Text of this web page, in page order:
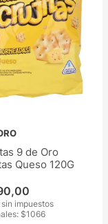
9 de Oro
Queso 120G
,00
impuestos
$1066